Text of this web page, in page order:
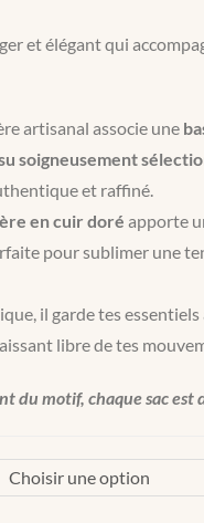
et élégant qui
artisanal associe une
soigneusement
et raffiné.
en cuir doré apporte
pour sublimer une
il garde tes essentiels
libre de tes
du motif, chaque sac est
Choisir une option